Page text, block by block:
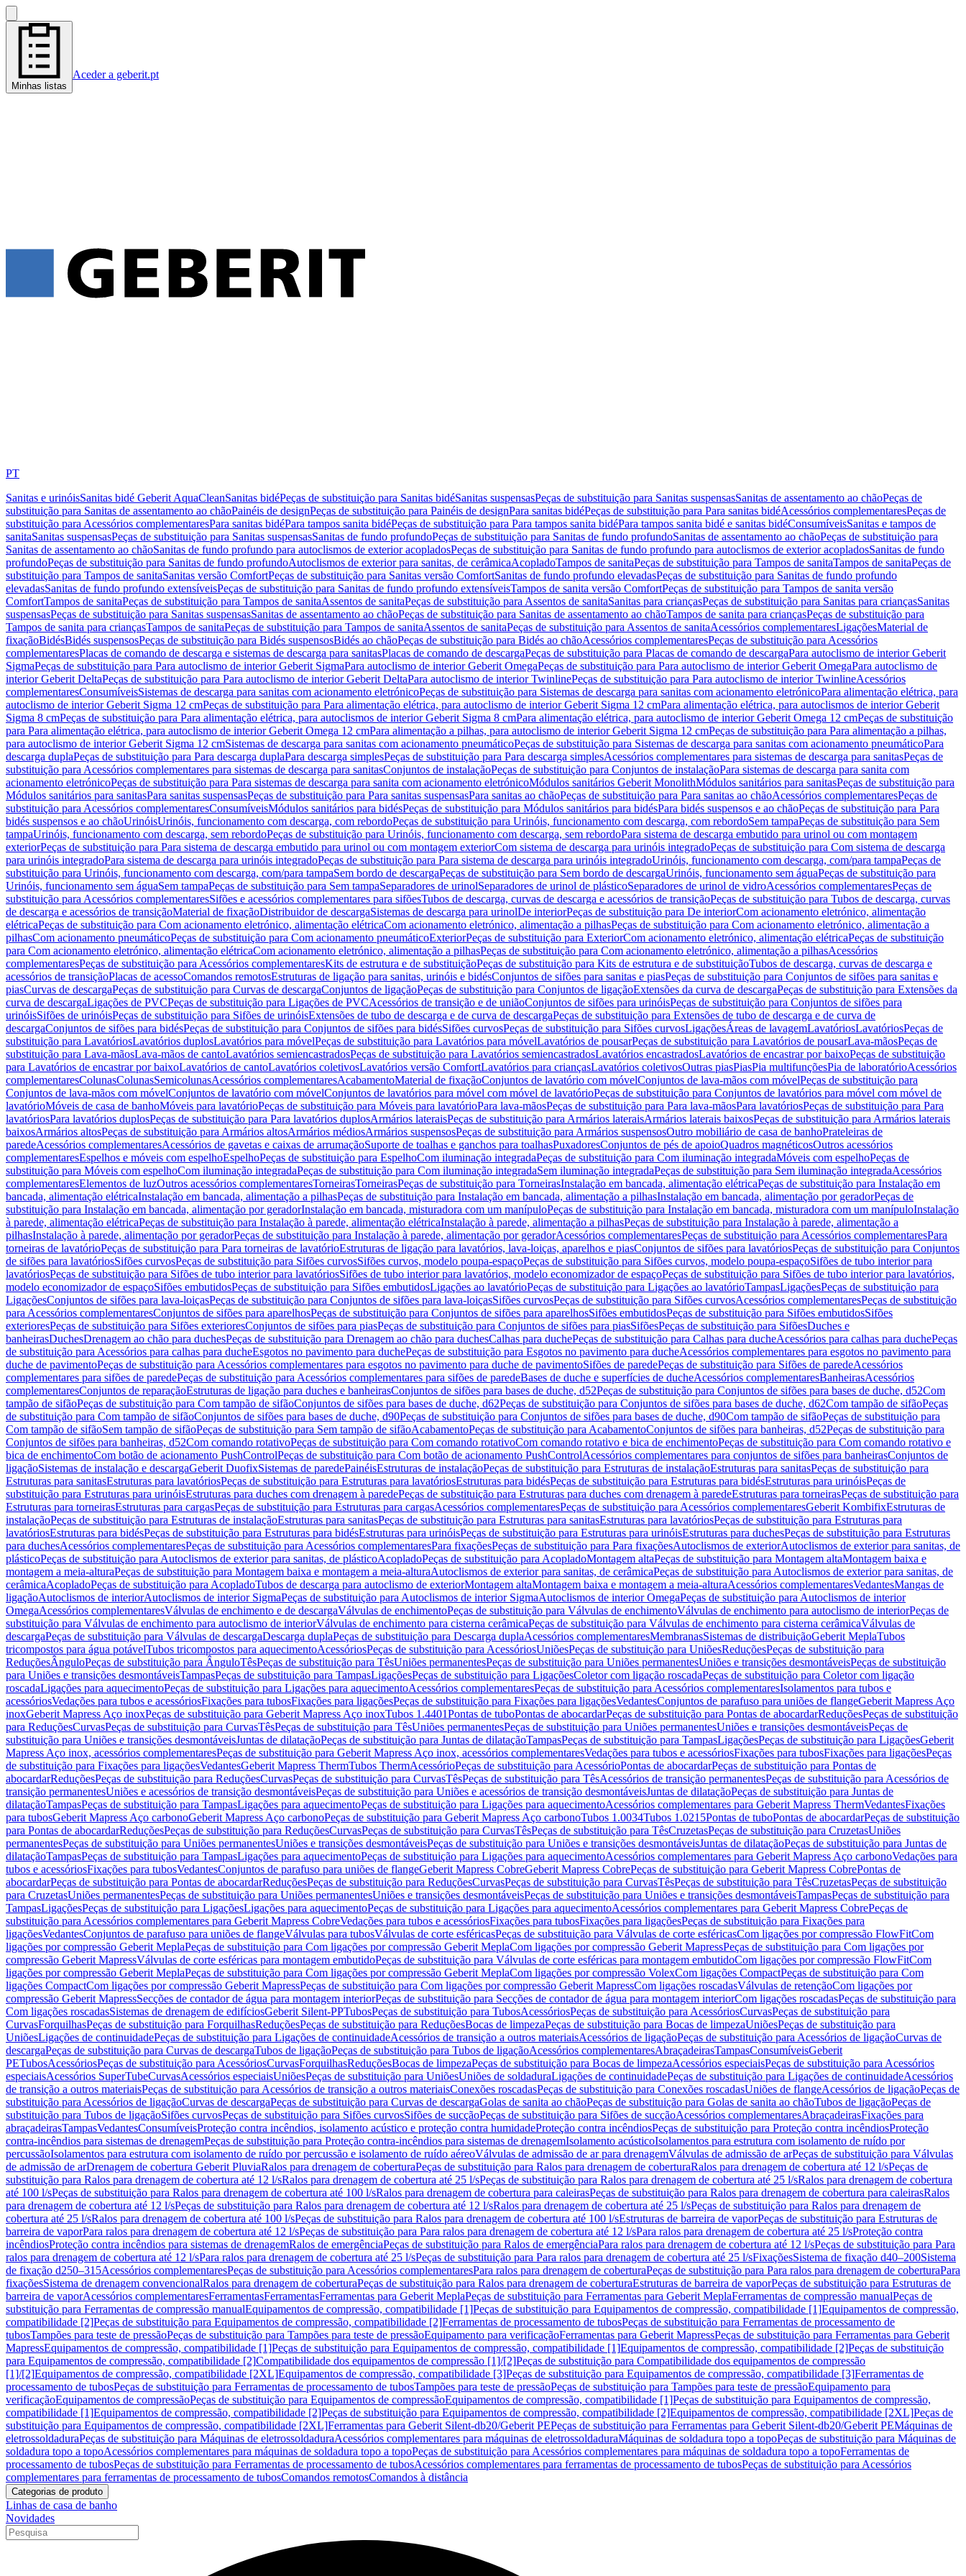
Minhas listas
Aceder a geberit.pt
PT
Sanitas e urinóisSanitas bidé Geberit AquaCleanSanitas bidéPeças de substituição para Sanitas bidéSanitas suspensasPeças de substituição para Sanitas suspensasSanitas de assentamento ao chãoPeças de
substituição para Sanitas de assentamento ao chãoPainéis de designPeças de substituição para Painéis de designPara sanitas bidéPeças de substituição para Para sanitas bidéAcessórios complementaresPeças de
substituição para Acessórios complementaresPara sanitas bidéPara tampos sanita bidéPeças de substituição para Para tampos sanita bidéPara tampos sanita bidé e sanitas bidéConsumíveisSanitas e tampos de
sanitaSanitas suspensasPeças de substituição para Sanitas suspensasSanitas de fundo profundoPeças de substituição para Sanitas de fundo profundoSanitas de assentamento ao chãoPeças de substituição para
Sanitas de assentamento ao chãoSanitas de fundo profundo para autoclismos de exterior acopladosPeças de substituição para Sanitas de fundo profundo para autoclismos de exterior acopladosSanitas de fundo
profundoPeças de substituição para Sanitas de fundo profundoAutoclismos de exterior para sanitas, de cerâmicaAcopladoTampos de sanitaPeças de substituição para Tampos de sanitaTampos de sanitaPeças de
substituição para Tampos de sanitaSanitas versão ComfortPeças de substituição para Sanitas versão ComfortSanitas de fundo profundo elevadasPeças de substituição para Sanitas de fundo profundo
elevadasSanitas de fundo profundo extensíveisPeças de substituição para Sanitas de fundo profundo extensíveisTampos de sanita versão ComfortPeças de substituição para Tampos de sanita versão
ComfortTampos de sanitaPeças de substituição para Tampos de sanitaAssentos de sanitaPeças de substituição para Assentos de sanitaSanitas para criançasPeças de substituição para Sanitas para criançasSanitas
suspensasPeças de substituição para Sanitas suspensasSanitas de assentamento ao chãoPeças de substituição para Sanitas de assentamento ao chãoTampos de sanita para criançasPeças de substituição para
Tampos de sanita para criançasTampos de sanitaPeças de substituição para Tampos de sanitaAssentos de sanitaPeças de substituição para Assentos de sanitaAcessórios complementaresLigaçõesMaterial de
fixaçãoBidésBidés suspensosPeças de substituição para Bidés suspensosBidés ao chãoPeças de substituição para Bidés ao chãoAcessórios complementaresPeças de substituição para Acessórios
complementaresPlacas de comando de descarga e sistemas de descarga para sanitasPlacas de comando de descargaPeças de substituição para Placas de comando de descargaPara autoclismo de interior Geberit
SigmaPeças de substituição para Para autoclismo de interior Geberit SigmaPara autoclismo de interior Geberit OmegaPeças de substituição para Para autoclismo de interior Geberit OmegaPara autoclismo de
interior Geberit DeltaPeças de substituição para Para autoclismo de interior Geberit DeltaPara autoclismo de interior TwinlinePeças de substituição para Para autoclismo de interior TwinlineAcessórios
complementaresConsumíveisSistemas de descarga para sanitas com acionamento eletrónicoPeças de substituição para Sistemas de descarga para sanitas com acionamento eletrónicoPara alimentação elétrica, para
autoclismo de interior Geberit Sigma 12 cmPeças de substituição para Para alimentação elétrica, para autoclismo de interior Geberit Sigma 12 cmPara alimentação elétrica, para autoclismos de interior Geberit
Sigma 8 cmPeças de substituição para Para alimentação elétrica, para autoclismos de interior Geberit Sigma 8 cmPara alimentação elétrica, para autoclismo de interior Geberit Omega 12 cmPeças de substituição
para Para alimentação elétrica, para autoclismo de interior Geberit Omega 12 cmPara alimentação a pilhas, para autoclismo de interior Geberit Sigma 12 cmPeças de substituição para Para alimentação a pilhas,
para autoclismo de interior Geberit Sigma 12 cmSistemas de descarga para sanitas com acionamento pneumáticoPeças de substituição para Sistemas de descarga para sanitas com acionamento pneumáticoPara
descarga duplaPeças de substituição para Para descarga duplaPara descarga simplesPeças de substituição para Para descarga simplesAcessórios complementares para sistemas de descarga para sanitasPeças de
substituição para Acessórios complementares para sistemas de descarga para sanitasConjuntos de instalaçãoPeças de substituição para Conjuntos de instalaçãoPara sistemas de descarga para sanita com
acionamento eletrónicoPeças de substituição para Para sistemas de descarga para sanita com acionamento eletrónicoMódulos sanitários Geberit MonolithMódulos sanitários para sanitasPeças de substituição para
Módulos sanitários para sanitasPara sanitas suspensasPeças de substituição para Para sanitas suspensasPara sanitas ao chãoPeças de substituição para Para sanitas ao chãoAcessórios complementaresPeças de
substituição para Acessórios complementaresConsumíveisMódulos sanitários para bidésPeças de substituição para Módulos sanitários para bidésPara bidés suspensos e ao chãoPeças de substituição para Para
bidés suspensos e ao chãoUrinóisUrinóis, funcionamento com descarga, com rebordoPeças de substituição para Urinóis, funcionamento com descarga, com rebordoSem tampaPeças de substituição para Sem
tampaUrinóis, funcionamento com descarga, sem rebordoPeças de substituição para Urinóis, funcionamento com descarga, sem rebordoPara sistema de descarga embutido para urinol ou com montagem
exteriorPeças de substituição para Para sistema de descarga embutido para urinol ou com montagem exteriorCom sistema de descarga para urinóis integradoPeças de substituição para Com sistema de descarga
para urinóis integradoPara sistema de descarga para urinóis integradoPeças de substituição para Para sistema de descarga para urinóis integradoUrinóis, funcionamento com descarga, com/para tampaPeças de
substituição para Urinóis, funcionamento com descarga, com/para tampaSem bordo de descargaPeças de substituição para Sem bordo de descargaUrinóis, funcionamento sem águaPeças de substituição para
Urinóis, funcionamento sem águaSem tampaPeças de substituição para Sem tampaSeparadores de urinolSeparadores de urinol de plásticoSeparadores de urinol de vidroAcessórios complementaresPeças de
substituição para Acessórios complementaresSifões e acessórios complementares para sifõesTubos de descarga, curvas de descarga e acessórios de transiçãoPeças de substituição para Tubos de descarga, curvas
de descarga e acessórios de transiçãoMaterial de fixaçãoDistribuidor de descargaSistemas de descarga para urinolDe interiorPeças de substituição para De interiorCom acionamento eletrónico, alimentação
elétricaPeças de substituição para Com acionamento eletrónico, alimentação elétricaCom acionamento eletrónico, alimentação a pilhasPeças de substituição para Com acionamento eletrónico, alimentação a
pilhasCom acionamento pneumáticoPeças de substituição para Com acionamento pneumáticoExteriorPeças de substituição para ExteriorCom acionamento eletrónico, alimentação elétricaPeças de substituição
para Com acionamento eletrónico, alimentação elétricaCom acionamento eletrónico, alimentação a pilhasPeças de substituição para Com acionamento eletrónico, alimentação a pilhasAcessórios
complementaresPeças de substituição para Acessórios complementaresKits de estrutura e de substituiçãoPeças de substituição para Kits de estrutura e de substituiçãoTubos de descarga, curvas de descarga e
acessórios de transiçãoPlacas de acessoComandos remotosEstruturas de ligação para sanitas, urinóis e bidésConjuntos de sifões para sanitas e piasPeças de substituição para Conjuntos de sifões para sanitas e
piasCurvas de descargaPeças de substituição para Curvas de descargaConjuntos de ligaçãoPeças de substituição para Conjuntos de ligaçãoExtensões da curva de descargaPeças de substituição para Extensões da
curva de descargaLigações de PVCPeças de substituição para Ligações de PVCAcessórios de transição e de uniãoConjuntos de sifões para urinóisPeças de substituição para Conjuntos de sifões para
urinóisSifões de urinóisPeças de substituição para Sifões de urinóisExtensões de tubo de descarga e de curva de descargaPeças de substituição para Extensões de tubo de descarga e de curva de
descargaConjuntos de sifões para bidésPeças de substituição para Conjuntos de sifões para bidésSifões curvosPeças de substituição para Sifões curvosLigaçõesÁreas de lavagemLavatóriosLavatóriosPeças de
substituição para LavatóriosLavatórios duplosLavatórios para móvelPeças de substituição para Lavatórios para móvelLavatórios de pousarPeças de substituição para Lavatórios de pousarLava-mãosPeças de
substituição para Lava-mãosLava-mãos de cantoLavatórios semiencastradosPeças de substituição para Lavatórios semiencastradosLavatórios encastradosLavatórios de encastrar por baixoPeças de substituição
para Lavatórios de encastrar por baixoLavatórios de cantoLavatórios coletivosLavatórios versão ComfortLavatórios para criançasLavatórios coletivosOutras piasPiasPia multifunçõesPia de laboratórioAcessórios
complementaresColunasColunasSemicolunasAcessórios complementaresAcabamentoMaterial de fixaçãoConjuntos de lavatório com móvelConjuntos de lava-mãos com móvelPeças de substituição para
Conjuntos de lava-mãos com móvelConjuntos de lavatório com móvelConjuntos de lavatórios para móvel com móvel de lavatórioPeças de substituição para Conjuntos de lavatórios para móvel com móvel de
lavatórioMóveis de casa de banhoMóveis para lavatórioPeças de substituição para Móveis para lavatórioPara lava-mãosPeças de substituição para Para lava-mãosPara lavatóriosPeças de substituição para Para
lavatóriosPara lavatórios duplosPeças de substituição para Para lavatórios duplosArmários lateraisPeças de substituição para Armários lateraisArmários laterais baixosPeças de substituição para Armários laterais
baixosArmários altosPeças de substituição para Armários altosArmários médiosArmários suspensosPeças de substituição para Armários suspensosOutro mobiliário de casa de banhoPrateleiras de
paredeAcessórios complementaresAcessórios de gavetas e caixas de arrumaçãoSuporte de toalhas e ganchos para toalhasPuxadoresConjuntos de pés de apoioQuadros magnéticosOutros acessórios
complementaresEspelhos e móveis com espelhoEspelhoPeças de substituição para EspelhoCom iluminação integradaPeças de substituição para Com iluminação integradaMóveis com espelhoPeças de
substituição para Móveis com espelhoCom iluminação integradaPeças de substituição para Com iluminação integradaSem iluminação integradaPeças de substituição para Sem iluminação integradaAcessórios
complementaresElementos de luzOutros acessórios complementaresTorneirasTorneirasPeças de substituição para TorneirasInstalação em bancada, alimentação elétricaPeças de substituição para Instalação em
bancada, alimentação elétricaInstalação em bancada, alimentação a pilhasPeças de substituição para Instalação em bancada, alimentação a pilhasInstalação em bancada, alimentação por geradorPeças de
substituição para Instalação em bancada, alimentação por geradorInstalação em bancada, misturadora com um manípuloPeças de substituição para Instalação em bancada, misturadora com um manípuloInstalação
à parede, alimentação elétricaPeças de substituição para Instalação à parede, alimentação elétricaInstalação à parede, alimentação a pilhasPeças de substituição para Instalação à parede, alimentação a
pilhasInstalação à parede, alimentação por geradorPeças de substituição para Instalação à parede, alimentação por geradorAcessórios complementaresPeças de substituição para Acessórios complementaresPara
torneiras de lavatórioPeças de substituição para Para torneiras de lavatórioEstruturas de ligação para lavatórios, lava-loiças, aparelhos e piasConjuntos de sifões para lavatóriosPeças de substituição para Conjuntos
de sifões para lavatóriosSifões curvosPeças de substituição para Sifões curvosSifões curvos, modelo poupa-espaçoPeças de substituição para Sifões curvos, modelo poupa-espaçoSifões de tubo interior para
lavatóriosPeças de substituição para Sifões de tubo interior para lavatóriosSifões de tubo interior para lavatórios, modelo economizador de espaçoPeças de substituição para Sifões de tubo interior para lavatórios,
modelo economizador de espaçoSifões embutidosPeças de substituição para Sifões embutidosLigações ao lavatórioPeças de substituição para Ligações ao lavatórioTampasLigaçõesPeças de substituição para
LigaçõesConjuntos de sifões para lava-loiçasPeças de substituição para Conjuntos de sifões para lava-loiçasSifões curvosPeças de substituição para Sifões curvosAcessórios complementaresPeças de substituição
para Acessórios complementaresConjuntos de sifões para aparelhosPeças de substituição para Conjuntos de sifões para aparelhosSifões embutidosPeças de substituição para Sifões embutidosSifões
exterioresPeças de substituição para Sifões exterioresConjuntos de sifões para piasPeças de substituição para Conjuntos de sifões para piasSifõesPeças de substituição para SifõesDuches e
banheirasDuchesDrenagem ao chão para duchesPeças de substituição para Drenagem ao chão para duchesCalhas para duchePeças de substituição para Calhas para ducheAcessórios para calhas para duchePeças
de substituição para Acessórios para calhas para ducheEsgotos no pavimento para duchePeças de substituição para Esgotos no pavimento para ducheAcessórios complementares para esgotos no pavimento para
duche de pavimentoPeças de substituição para Acessórios complementares para esgotos no pavimento para duche de pavimentoSifões de paredePeças de substituição para Sifões de paredeAcessórios
complementares para sifões de paredePeças de substituição para Acessórios complementares para sifões de paredeBases de duche e superfícies de ducheAcessórios complementaresBanheirasAcessórios
complementaresConjuntos de reparaçãoEstruturas de ligação para duches e banheirasConjuntos de sifões para bases de duche, d52Peças de substituição para Conjuntos de sifões para bases de duche, d52Com
tampão de sifãoPeças de substituição para Com tampão de sifãoConjuntos de sifões para bases de duche, d62Peças de substituição para Conjuntos de sifões para bases de duche, d62Com tampão de sifãoPeças
de substituição para Com tampão de sifãoConjuntos de sifões para bases de duche, d90Peças de substituição para Conjuntos de sifões para bases de duche, d90Com tampão de sifãoPeças de substituição para
Com tampão de sifãoSem tampão de sifãoPeças de substituição para Sem tampão de sifãoAcabamentoPeças de substituição para AcabamentoConjuntos de sifões para banheiras, d52Peças de substituição para
Conjuntos de sifões para banheiras, d52Com comando rotativoPeças de substituição para Com comando rotativoCom comando rotativo e bica de enchimentoPeças de substituição para Com comando rotativo e
bica de enchimentoCom botão de acionamento PushControlPeças de substituição para Com botão de acionamento PushControlAcessórios complementares para conjuntos de sifões para banheirasConjuntos de
ligaçãoSistemas de instalação e descargaGeberit DuofixSistemas de paredePainéisEstruturas de instalaçãoPeças de substituição para Estruturas de instalaçãoEstruturas para sanitasPeças de substituição para
Estruturas para sanitasEstruturas para lavatóriosPeças de substituição para Estruturas para lavatóriosEstruturas para bidésPeças de substituição para Estruturas para bidésEstruturas para urinóisPeças de
substituição para Estruturas para urinóisEstruturas para duches com drenagem à paredePeças de substituição para Estruturas para duches com drenagem à paredeEstruturas para torneirasPeças de substituição para
Estruturas para torneirasEstruturas para cargasPeças de substituição para Estruturas para cargasAcessórios complementaresPeças de substituição para Acessórios complementaresGeberit KombifixEstruturas de
instalaçãoPeças de substituição para Estruturas de instalaçãoEstruturas para sanitasPeças de substituição para Estruturas para sanitasEstruturas para lavatóriosPeças de substituição para Estruturas para
lavatóriosEstruturas para bidésPeças de substituição para Estruturas para bidésEstruturas para urinóisPeças de substituição para Estruturas para urinóisEstruturas para duchesPeças de substituição para Estruturas
para duchesAcessórios complementaresPeças de substituição para Acessórios complementaresPara fixaçõesPeças de substituição para Para fixaçõesAutoclismos de exteriorAutoclismos de exterior para sanitas, de
plásticoPeças de substituição para Autoclismos de exterior para sanitas, de plásticoAcopladoPeças de substituição para AcopladoMontagem altaPeças de substituição para Montagem altaMontagem baixa e
montagem a meia-alturaPeças de substituição para Montagem baixa e montagem a meia-alturaAutoclismos de exterior para sanitas, de cerâmicaPeças de substituição para Autoclismos de exterior para sanitas, de
cerâmicaAcopladoPeças de substituição para AcopladoTubos de descarga para autoclismo de exteriorMontagem altaMontagem baixa e montagem a meia-alturaAcessórios complementaresVedantesMangas de
ligaçãoAutoclismos de interiorAutoclismos de interior SigmaPeças de substituição para Autoclismos de interior SigmaAutoclismos de interior OmegaPeças de substituição para Autoclismos de interior
OmegaAcessórios complementaresVálvulas de enchimento e de descargaVálvulas de enchimentoPeças de substituição para Válvulas de enchimentoVálvulas de enchimento para autoclismo de interiorPeças de
substituição para Válvulas de enchimento para autoclismo de interiorVálvulas de enchimento para cisterna cerâmicaPeças de substituição para Válvulas de enchimento para cisterna cerâmicaVálvulas de
descargaPeças de substituição para Válvulas de descargaDescarga duplaPeças de substituição para Descarga duplaAcessórios complementaresMembranasSistemas de distribuiçãoGeberit MeplaTubos
tricompostos para água potávelTubos tricompostos para aquecimentoAcessóriosPeças de substituição para AcessóriosUniõesPeças de substituição para UniõesReduçõesPeças de substituição para
ReduçõesÂnguloPeças de substituição para ÂnguloTêsPeças de substituição para TêsUniões permanentesPeças de substituição para Uniões permanentesUniões e transições desmontáveisPeças de substituição
para Uniões e transições desmontáveisTampasPeças de substituição para TampasLigaçõesPeças de substituição para LigaçõesColetor com ligação roscadaPeças de substituição para Coletor com ligação
roscadaLigações para aquecimentoPeças de substituição para Ligações para aquecimentoAcessórios complementaresPeças de substituição para Acessórios complementaresIsolamentos para tubos e
acessóriosVedações para tubos e acessóriosFixações para tubosFixações para ligaçõesPeças de substituição para Fixações para ligaçõesVedantesConjuntos de parafuso para uniões de flangeGeberit Mapress Aço
inoxGeberit Mapress Aço inoxPeças de substituição para Geberit Mapress Aço inoxTubos 1.4401Pontas de tuboPontas de abocardarPeças de substituição para Pontas de abocardarReduçõesPeças de substituição
para ReduçõesCurvasPeças de substituição para CurvasTêsPeças de substituição para TêsUniões permanentesPeças de substituição para Uniões permanentesUniões e transições desmontáveisPeças de
substituição para Uniões e transições desmontáveisJuntas de dilataçãoPeças de substituição para Juntas de dilataçãoTampasPeças de substituição para TampasLigaçõesPeças de substituição para LigaçõesGeberit
Mapress Aço inox, acessórios complementaresPeças de substituição para Geberit Mapress Aço inox, acessórios complementaresVedações para tubos e acessóriosFixações para tubosFixações para ligaçõesPeças
de substituição para Fixações para ligaçõesVedantesGeberit Mapress ThermTubos ThermAcessórioPeças de substituição para AcessórioPontas de abocardarPeças de substituição para Pontas de
abocardarReduçõesPeças de substituição para ReduçõesCurvasPeças de substituição para CurvasTêsPeças de substituição para TêsAcessórios de transição permanentesPeças de substituição para Acessórios de
transição permanentesUniões e acessórios de transição desmontáveisPeças de substituição para Uniões e acessórios de transição desmontáveisJuntas de dilataçãoPeças de substituição para Juntas de
dilataçãoTampasPeças de substituição para TampasLigações para aquecimentoPeças de substituição para Ligações para aquecimentoAcessórios complementares para Geberit Mapress ThermVedantesFixações
para tubosGeberit Mapress Aço carbonoGeberit Mapress Aço carbonoPeças de substituição para Geberit Mapress Aço carbonoTubos 1.0034Tubos 1.0215Pontas de tuboPontas de abocardarPeças de substituição
para Pontas de abocardarReduçõesPeças de substituição para ReduçõesCurvasPeças de substituição para CurvasTêsPeças de substituição para TêsCruzetasPeças de substituição para CruzetasUniões
permanentesPeças de substituição para Uniões permanentesUniões e transições desmontáveisPeças de substituição para Uniões e transições desmontáveisJuntas de dilataçãoPeças de substituição para Juntas de
dilataçãoTampasPeças de substituição para TampasLigações para aquecimentoPeças de substituição para Ligações para aquecimentoAcessórios complementares para Geberit Mapress Aço carbonoVedações para
tubos e acessóriosFixações para tubosVedantesConjuntos de parafuso para uniões de flangeGeberit Mapress CobreGeberit Mapress CobrePeças de substituição para Geberit Mapress CobrePontas de
abocardarPeças de substituição para Pontas de abocardarReduçõesPeças de substituição para ReduçõesCurvasPeças de substituição para CurvasTêsPeças de substituição para TêsCruzetasPeças de substituição
para CruzetasUniões permanentesPeças de substituição para Uniões permanentesUniões e transições desmontáveisPeças de substituição para Uniões e transições desmontáveisTampasPeças de substituição para
TampasLigaçõesPeças de substituição para LigaçõesLigações para aquecimentoPeças de substituição para Ligações para aquecimentoAcessórios complementares para Geberit Mapress CobrePeças de
substituição para Acessórios complementares para Geberit Mapress CobreVedações para tubos e acessóriosFixações para tubosFixações para ligaçõesPeças de substituição para Fixações para
ligaçõesVedantesConjuntos de parafuso para uniões de flangeVálvulas para tubosVálvulas de corte esféricasPeças de substituição para Válvulas de corte esféricasCom ligações por compressão FlowFitCom
ligações por compressão Geberit MeplaPeças de substituição para Com ligações por compressão Geberit MeplaCom ligações por compressão Geberit MapressPeças de substituição para Com ligações por
compressão Geberit MapressVálvulas de corte esféricas para montagem embutidoPeças de substituição para Válvulas de corte esféricas para montagem embutidoCom ligações por compressão FlowFitCom
ligações por compressão Geberit MeplaPeças de substituição para Com ligações por compressão Geberit MeplaCom ligações por compressão VolexCom ligações CompactPeças de substituição para Com
ligações CompactCom ligações por compressão Geberit MapressPeças de substituição para Com ligações por compressão Geberit MapressCom ligações roscadasVálvulas de retençãoCom ligações por
compressão Geberit MapressSecções de contador de água para montagem interiorPeças de substituição para Secções de contador de água para montagem interiorCom ligações roscadasPeças de substituição para
Com ligações roscadasSistemas de drenagem de edifíciosGeberit Silent-PPTubosPeças de substituição para TubosAcessóriosPeças de substituição para AcessóriosCurvasPeças de substituição para
CurvasForquilhasPeças de substituição para ForquilhasReduçõesPeças de substituição para ReduçõesBocas de limpezaPeças de substituição para Bocas de limpezaUniõesPeças de substituição para
UniõesLigações de continuidadePeças de substituição para Ligações de continuidadeAcessórios de transição a outros materiaisAcessórios de ligaçãoPeças de substituição para Acessórios de ligaçãoCurvas de
descargaPeças de substituição para Curvas de descargaTubos de ligaçãoPeças de substituição para Tubos de ligaçãoAcessórios complementaresAbraçadeirasTampasConsumíveisGeberit
PETubosAcessóriosPeças de substituição para AcessóriosCurvasForquilhasReduçõesBocas de limpezaPeças de substituição para Bocas de limpezaAcessórios especiaisPeças de substituição para Acessórios
especiaisAcessórios SuperTubeCurvasAcessórios especiaisUniõesPeças de substituição para UniõesUniões de soldaduraLigações de continuidadePeças de substituição para Ligações de continuidadeAcessórios
de transição a outros materiaisPeças de substituição para Acessórios de transição a outros materiaisConexões roscadasPeças de substituição para Conexões roscadasUniões de flangeAcessórios de ligaçãoPeças de
substituição para Acessórios de ligaçãoCurvas de descargaPeças de substituição para Curvas de descargaGolas de sanita ao chãoPeças de substituição para Golas de sanita ao chãoTubos de ligaçãoPeças de
substituição para Tubos de ligaçãoSifões curvosPeças de substituição para Sifões curvosSifões de sucçãoPeças de substituição para Sifões de sucçãoAcessórios complementaresAbraçadeirasFixações para
abraçadeirasTampasVedantesConsumíveisProteção contra incêndios, isolamento acústico e proteção contra humidadeProteção contra incêndiosPeças de substituição para Proteção contra incêndiosProteção
contra-incêndios para sistemas de drenagemPeças de substituição para Proteção contra-incêndios para sistemas de drenagemIsolamento acústicoIsolamentos para estrutura com isolamento de ruído por
percussãoIsolamentos para estrutura com isolamento de ruído por percussão e isolamento de ruído aéreoVálvulas de admissão de ar para drenagemVálvulas de admissão de arPeças de substituição para Válvulas
de admissão de arDrenagem de cobertura Geberit PluviaRalos para drenagem de coberturaPeças de substituição para Ralos para drenagem de coberturaRalos para drenagem de cobertura até 12 l/sPeças de
substituição para Ralos para drenagem de cobertura até 12 l/sRalos para drenagem de cobertura até 25 l/sPeças de substituição para Ralos para drenagem de cobertura até 25 l/sRalos para drenagem de cobertura
até 100 l/sPeças de substituição para Ralos para drenagem de cobertura até 100 l/sRalos para drenagem de cobertura para caleirasPeças de substituição para Ralos para drenagem de cobertura para caleirasRalos
para drenagem de cobertura até 12 l/sPeças de substituição para Ralos para drenagem de cobertura até 12 l/sRalos para drenagem de cobertura até 25 l/sPeças de substituição para Ralos para drenagem de
cobertura até 25 l/sRalos para drenagem de cobertura até 100 l/sPeças de substituição para Ralos para drenagem de cobertura até 100 l/sEstruturas de barreira de vaporPeças de substituição para Estruturas de
barreira de vaporPara ralos para drenagem de cobertura até 12 l/sPeças de substituição para Para ralos para drenagem de cobertura até 12 l/sPara ralos para drenagem de cobertura até 25 l/sProteção contra
incêndiosProteção contra incêndios para sistemas de drenagemRalos de emergênciaPeças de substituição para Ralos de emergênciaPara ralos para drenagem de cobertura até 12 l/sPeças de substituição para Para
ralos para drenagem de cobertura até 12 l/sPara ralos para drenagem de cobertura até 25 l/sPeças de substituição para Para ralos para drenagem de cobertura até 25 l/sFixaçõesSistema de fixação d40–200Sistema
de fixação d250–315Acessórios complementaresPeças de substituição para Acessórios complementaresPara ralos para drenagem de coberturaPeças de substituição para Para ralos para drenagem de coberturaPara
fixaçõesSistema de drenagem convencionalRalos para drenagem de coberturaPeças de substituição para Ralos para drenagem de coberturaEstruturas de barreira de vaporPeças de substituição para Estruturas de
barreira de vaporAcessórios complementaresFerramentasFerramentasFerramentas para Geberit MeplaPeças de substituição para Ferramentas para Geberit MeplaFerramentas de compressão manualPeças de
substituição para Ferramentas de compressão manualEquipamentos de compressão, compatibilidade [1]Peças de substituição para Equipamentos de compressão, compatibilidade [1]Equipamentos de compressão,
compatibilidade [2]Peças de substituição para Equipamentos de compressão, compatibilidade [2]Ferramentas de processamento de tubosPeças de substituição para Ferramentas de processamento de
tubosTampões para teste de pressãoPeças de substituição para Tampões para teste de pressãoEquipamento para verificaçãoFerramentas para Geberit MapressPeças de substituição para Ferramentas para Geberit
MapressEquipamentos de compressão, compatibilidade [1]Peças de substituição para Equipamentos de compressão, compatibilidade [1]Equipamentos de compressão, compatibilidade [2]Peças de substituição
para Equipamentos de compressão, compatibilidade [2]Compatibilidade dos equipamentos de compressão [1]/[2]Peças de substituição para Compatibilidade dos equipamentos de compressão
[1]/[2]Equipamentos de compressão, compatibilidade [2XL]Equipamentos de compressão, compatibilidade [3]Peças de substituição para Equipamentos de compressão, compatibilidade [3]Ferramentas de
processamento de tubosPeças de substituição para Ferramentas de processamento de tubosTampões para teste de pressãoPeças de substituição para Tampões para teste de pressãoEquipamento para
verificaçãoEquipamentos de compressãoPeças de substituição para Equipamentos de compressãoEquipamentos de compressão, compatibilidade [1]Peças de substituição para Equipamentos de compressão,
compatibilidade [1]Equipamentos de compressão, compatibilidade [2]Peças de substituição para Equipamentos de compressão, compatibilidade [2]Equipamentos de compressão, compatibilidade [2XL]Peças de
substituição para Equipamentos de compressão, compatibilidade [2XL]Ferramentas para Geberit Silent-db20/Geberit PEPeças de substituição para Ferramentas para Geberit Silent-db20/Geberit PEMáquinas de
eletrossoldaduraPeças de substituição para Máquinas de eletrossoldaduraAcessórios complementares para máquinas de eletrossoldaduraMáquinas de soldadura topo a topoPeças de substituição para Máquinas de
soldadura topo a topoAcessórios complementares para máquinas de soldadura topo a topoPeças de substituição para Acessórios complementares para máquinas de soldadura topo a topoFerramentas de
processamento de tubosPeças de substituição para Ferramentas de processamento de tubosAcessórios complementares para ferramentas de processamento de tubosPeças de substituição para Acessórios
complementares para ferramentas de processamento de tubosComandos remotosComandos à distância
Categorias de produto
Linhas de casa de banho
Novidades